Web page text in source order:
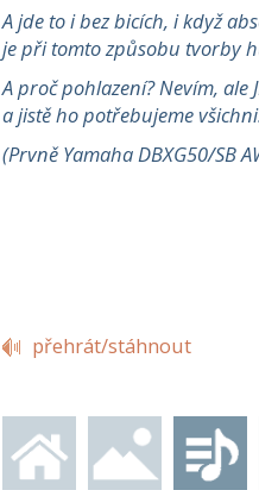
A jde to i bez bicích, i když
je při tomto způsobu tvorby
A proč pohlazení? Nevím, ale
a jistě ho potřebujeme
(Prvně Yamaha DBXG50/SB
přehrát/stáhnout